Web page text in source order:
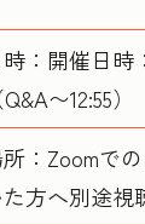
：開催日時
〜12:55）
：Zoomで
方へ別途視